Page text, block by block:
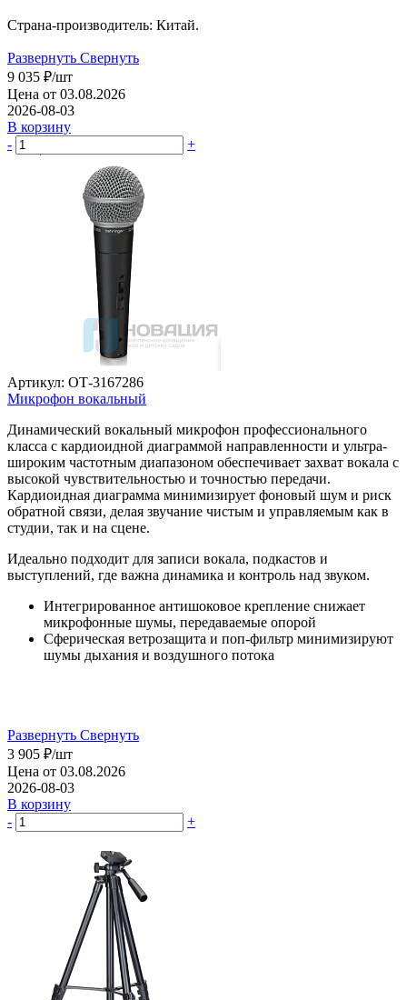
Страна-производитель: Китай.
Развернуть Свернуть
9 035 ₽/шт
Цена от 03.08.2026
2026-08-03
В корзину
-
+
Артикул: ОТ-3167286
Микрофон вокальный
Динамический вокальный микрофон профессионального
класса с кардиоидной диаграммой направленности и ультра-
широким частотным диапазоном обеспечивает захват вокала с
высокой чувствительностью и точностью передачи.
Кардиоидная диаграмма минимизирует фоновый шум и риск
обратной связи, делая звучание чистым и управляемым как в
студии, так и на сцене.
Идеально подходит для записи вокала, подкастов и
выступлений, где важна динамика и контроль над звуком.
Интегрированное антишоковое крепление снижает
микрофонные шумы, передаваемые опорой
Сферическая ветрозащита и поп-фильтр минимизируют
шумы дыхания и воздушного потока
Развернуть Свернуть
3 905 ₽/шт
Цена от 03.08.2026
2026-08-03
В корзину
-
+